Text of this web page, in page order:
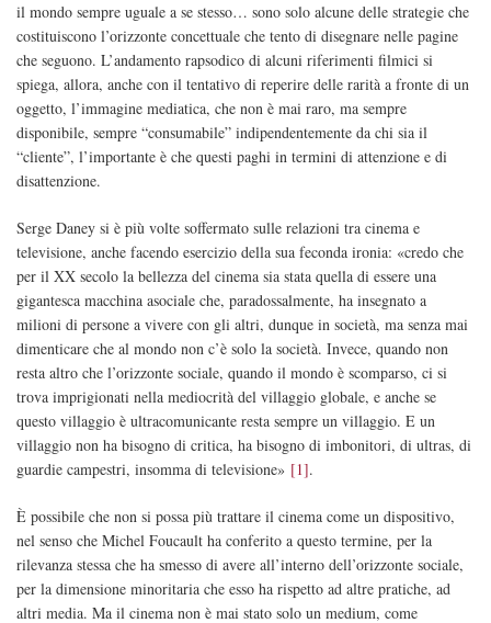
il mondo sempre uguale a se stesso… sono solo alcune delle strategie che
costituiscono l’orizzonte concettuale che tento di disegnare nelle pagine
che seguono. L’andamento rapsodico di alcuni riferimenti filmici si
spiega, allora, anche con il tentativo di reperire delle rarità a fronte di un
oggetto, l’immagine mediatica, che non è mai raro, ma sempre
disponibile, sempre “consumabile” indipendentemente da chi sia il
“cliente”, l’importante è che questi paghi in termini di attenzione e di
disattenzione.
Serge Daney si è più volte soffermato sulle relazioni tra cinema e
televisione, anche facendo esercizio della sua feconda ironia: «credo che
per il XX secolo la bellezza del cinema sia stata quella di essere una
gigantesca macchina asociale che, paradossalmente, ha insegnato a
milioni di persone a vivere con gli altri, dunque in società, ma senza mai
dimenticare che al mondo non c’è solo la società. Invece, quando non
resta altro che l’orizzonte sociale, quando il mondo è scomparso, ci si
trova imprigionati nella mediocrità del villaggio globale, e anche se
questo villaggio è ultracomunicante resta sempre un villaggio. E un
villaggio non ha bisogno di critica, ha bisogno di imbonitori, di ultras, di
guardie campestri, insomma di televisione» [1].
È possibile che non si possa più trattare il cinema come un dispositivo,
nel senso che Michel Foucault ha conferito a questo termine, per la
rilevanza stessa che ha smesso di avere all’interno dell’orizzonte sociale,
per la dimensione minoritaria che esso ha rispetto ad altre pratiche, ad
altri media. Ma il cinema non è mai stato solo un medium, come